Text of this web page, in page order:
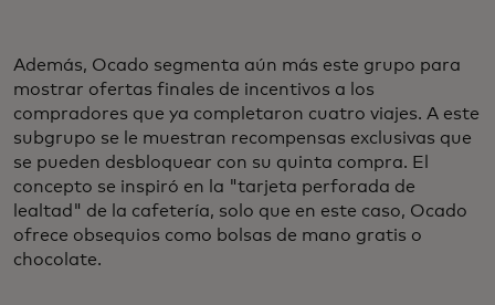
Además, Ocado segmenta aún más este grupo para
mostrar ofertas finales de incentivos a los
compradores que ya completaron cuatro viajes. A este
subgrupo se le muestran recompensas exclusivas que
se pueden desbloquear con su quinta compra. El
concepto se inspiró en la "tarjeta perforada de
lealtad" de la cafetería, solo que en este caso, Ocado
ofrece obsequios como bolsas de mano gratis o
chocolate.